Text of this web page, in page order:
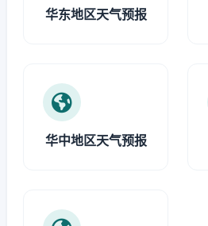
华东地区天气预报
华中地区天气预报